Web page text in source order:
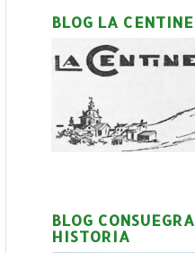
BLOG LA
BLOG
HISTORIA